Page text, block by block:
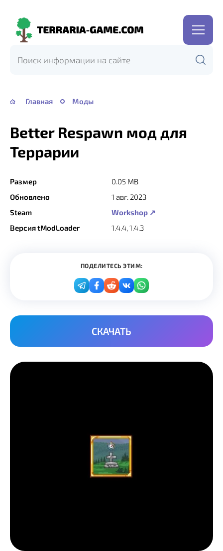
Terraria-
Главная Моды
Better Respawn мод для
Террарии
Размер
0.05 MB
Обновлено
1 авг. 2023
Steam
Workshop ↗
Версия tModLoader
1.4.4, 1.4.3
ПОДЕЛИТЕСЬ ЭТИМ:
СКАЧАТЬ